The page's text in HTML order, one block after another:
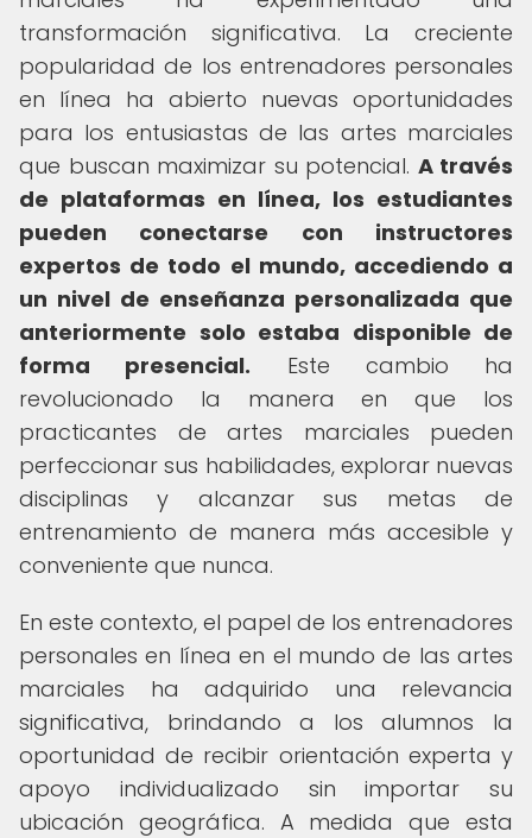
transformación significativa. La creciente
popularidad de los entrenadores personales
en línea ha abierto nuevas oportunidades
para los entusiastas de las artes marciales
que buscan maximizar su potencial. A través
de plataformas en línea, los estudiantes
pueden conectarse con instructores
expertos de todo el mundo, accediendo a
un nivel de enseñanza personalizada que
anteriormente solo estaba disponible de
forma presencial. Este cambio ha
revolucionado la manera en que los
practicantes de artes marciales pueden
perfeccionar sus habilidades, explorar nuevas
disciplinas y alcanzar sus metas de
entrenamiento de manera más accesible y
conveniente que nunca.
En este contexto, el papel de los entrenadores
personales en línea en el mundo de las artes
marciales ha adquirido una relevancia
significativa, brindando a los alumnos la
oportunidad de recibir orientación experta y
apoyo individualizado sin importar su
ubicación geográfica. A medida que esta